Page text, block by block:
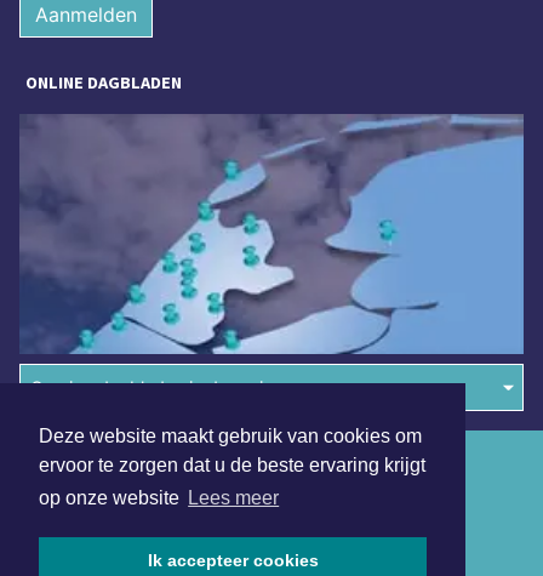
Deze website maakt gebruik van cookies om
ervoor te zorgen dat u de beste ervaring krijgt
op onze website Lees meer
Ik accepteer cookies
Aanmelden
ONLINE DAGBLADEN
Overige dagbladen in de regio
Algemene voorwaarden
Disclaimer